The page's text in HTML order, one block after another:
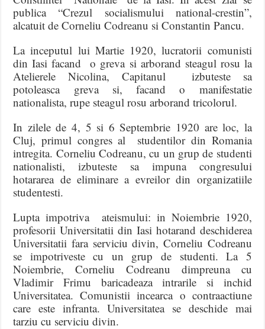
publica “Crezul socialismului national-crestin”,
alcatuit de Corneliu Codreanu si Constantin Pancu.
La inceputul lui Martie 1920, lucratorii comunisti
din Iasi facand o greva si arborand steagul rosu la
Atelierele Nicolina, Capitanul izbuteste sa
potoleasca greva si, facand o manifestatie
nationalista, rupe steagul rosu arborand tricolorul.
In zilele de 4, 5 si 6 Septembrie 1920 are loc, la
Cluj, primul congres al studentilor din Romania
intregita. Corneliu Codreanu, cu un grup de studenti
nationalisti, izbuteste sa impuna congresului
hotararea de eliminare a evreilor din organizatiile
studentesti.
Lupta impotriva ateismului: in Noiembrie 1920,
profesorii Universitatii din Iasi hotarand deschiderea
Universitatii fara serviciu divin, Corneliu Codreanu
se impotriveste cu un grup de studenti. La 5
Noiembrie, Corneliu Codreanu dimpreuna cu
Vladimir Frimu baricadeaza intrarile si inchid
Universitatea. Comunistii incearca o contraactiune
care este infranta. Universitatea se deschide mai
tarziu cu serviciu divin.